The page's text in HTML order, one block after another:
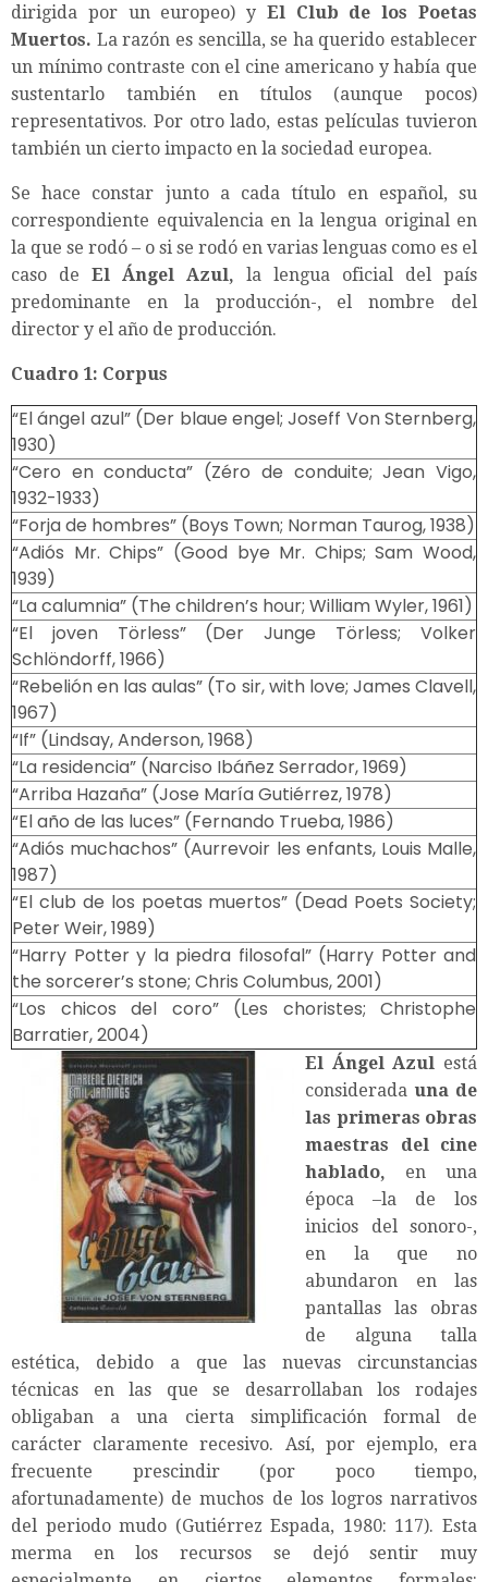
dirigida por un europeo) y El Club de los Poetas
Muertos. La razón es sencilla, se ha querido establecer
un mínimo contraste con el cine americano y había que
sustentarlo también en títulos (aunque pocos)
representativos. Por otro lado, estas películas tuvieron
también un cierto impacto en la sociedad europea.
Se hace constar junto a cada título en español, su
correspondiente equivalencia en la lengua original en
la que se rodó – o si se rodó en varias lenguas como es el
caso de El Ángel Azul, la lengua oficial del país
predominante en la producción-, el nombre del
director y el año de producción.
Cuadro 1: Corpus
“El ángel azul” (Der blaue engel; Joseff Von Sternberg,
1930)
“Cero en conducta” (Zéro de conduite; Jean Vigo,
1932-1933)
“Forja de hombres” (Boys Town; Norman Taurog, 1938)
“Adiós Mr. Chips” (Good bye Mr. Chips; Sam Wood,
1939)
“La calumnia” (The children’s hour; William Wyler, 1961)
“El joven Törless” (Der Junge Törless; Volker
Schlöndorff, 1966)
“Rebelión en las aulas” (To sir, with love; James Clavell,
1967)
“If” (Lindsay, Anderson, 1968)
“La residencia” (Narciso Ibáñez Serrador, 1969)
“Arriba Hazaña” (Jose María Gutiérrez, 1978)
“El año de las luces” (Fernando Trueba, 1986)
“Adiós muchachos” (Aurrevoir les enfants, Louis Malle,
1987)
“El club de los poetas muertos” (Dead Poets Society;
Peter Weir, 1989)
“Harry Potter y la piedra filosofal” (Harry Potter and
the sorcerer’s stone; Chris Columbus, 2001)
“Los chicos del coro” (Les choristes; Christophe
Barratier, 2004)
El Ángel Azul está
considerada una de
las primeras obras
maestras del cine
hablado, en una
época –la de los
inicios del sonoro-,
en la que no
abundaron en las
pantallas las obras
de alguna talla
estética, debido a que las nuevas circunstancias
técnicas en las que se desarrollaban los rodajes
obligaban a una cierta simplificación formal de
carácter claramente recesivo. Así, por ejemplo, era
frecuente prescindir (por poco tiempo,
afortunadamente) de muchos de los logros narrativos
del periodo mudo (Gutiérrez Espada, 1980: 117). Esta
merma en los recursos se dejó sentir muy